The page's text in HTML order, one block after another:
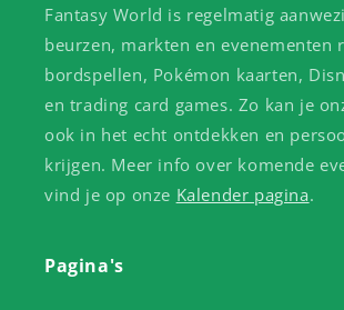
Fantasy World is regelmatig
beurzen, markten en evenementen
bordspellen, Pokémon kaarten,
en trading card games. Zo kan je
ook in het echt ontdekken en
krijgen. Meer info over komende
vind je op onze Kalender pagina.
Pagina's